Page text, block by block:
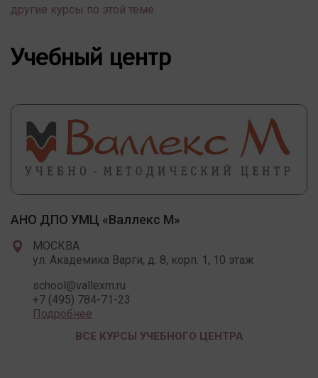
другие курсы по этой теме
Учебный центр
АНО ДПО УМЦ «Валлекс М»
МОСКВА
ул. Академика Варги, д. 8, корп. 1, 10 этаж
school@vallexm.ru
+7 (495) 784-71-23
Подробнее
ВСЕ КУРСЫ УЧЕБНОГО ЦЕНТРА